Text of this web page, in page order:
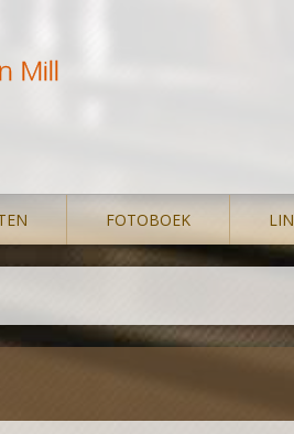
Mill
FOTOBOEK